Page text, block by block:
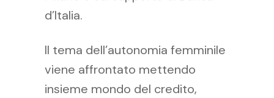
d’Italia.
Il tema dell’autonomia femminile
viene affrontato mettendo
insieme mondo del credito,